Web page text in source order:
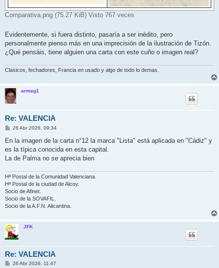
Comparativa.png (75.27 KiB) Visto 767 veces
Evidentemente, si fuera distinto, pasaría a ser inédito, pero
personalmente pienso más en una imprecisión de la ilustración de Tizón.
¿Qué pensáis, tiene alguien una carta con este cuño o imagen real?
Clasicos, fechadores, Francia en usado y algo de todo lo demas.
armag1
Re: VALENCIA
M
n
a
j
26 Abr 2026, 09:34
En la imagen de la carta n°12 la marca "Lista" está aplicada en "Cádiz" y
es la típica conocida en esta capital.
La de Palma no se aprecia bien
Hª Postal de la Comunidad Valenciana.
Hª Postal de la ciudad de Alcoy.
Socio de Afinet.
Socio de la SOVAFIL.
Socio de la A.F.N. Alicantina.
JFK
Re: VALENCIA
M26 Abr 2026, 11:47